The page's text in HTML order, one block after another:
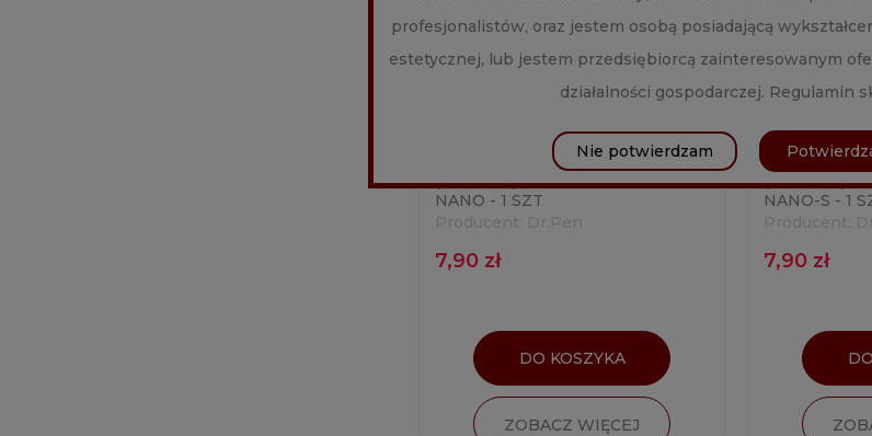
(M8-S, A11) KARTRIDŻ DR.PEN
NANO - 1 SZT
7,90 zł
DO KOSZYKA
ZOBACZ WIĘCEJ
(M8-S, A11)
NANO-S - 1
7,90 zł
profesjonalistów, oraz jestem osobą posiadającą
estetycznej, lub jestem przedsiębiorcą zainteresowanym
działalności gospodarczej. Regulamin
Nie potwierdzam